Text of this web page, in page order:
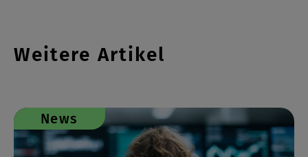
Weitere Artikel
News